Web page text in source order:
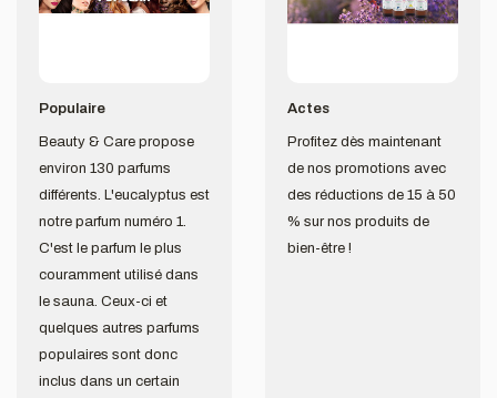
Populaire
Beauty & Care propose
environ 130 parfums
différents. L'eucalyptus est
notre parfum numéro 1.
C'est le parfum le plus
couramment utilisé dans
le sauna. Ceux-ci et
quelques autres parfums
populaires sont donc
inclus dans un certain
Actes
Profitez dès maintenant
de nos promotions avec
des réductions de 15 à 50
% sur nos produits de
bien-être !